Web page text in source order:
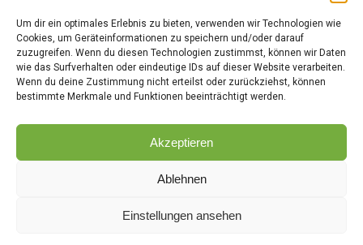
Um dir ein optimales Erlebnis zu bieten, verwenden wir Technologien wie
Cookies, um Geräteinformationen zu speichern und/oder darauf
zuzugreifen. Wenn du diesen Technologien zustimmst, können wir Daten
wie das Surfverhalten oder eindeutige IDs auf dieser Website verarbeiten.
Wenn du deine Zustimmung nicht erteilst oder zurückziehst, können
bestimmte Merkmale und Funktionen beeinträchtigt werden.
Akzeptieren
Ablehnen
Einstellungen ansehen
Impressum
Datenschutzrichtlinien